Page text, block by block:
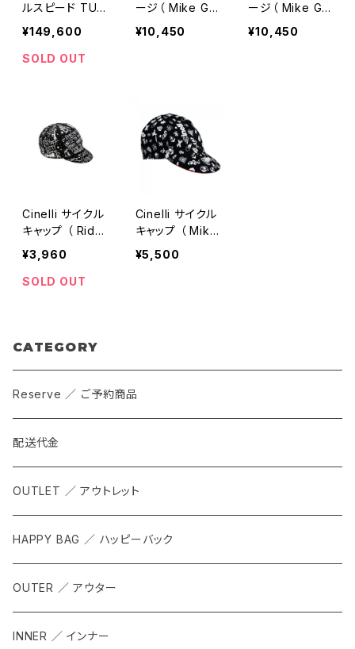
ルスピード TUT
TO PLUS
¥149,600
SOLD OUT
ージ（ Mike Gia
nt ）
¥10,450
ージ（ Mike Gia
nt / BLACK &
GOLD ）
¥10,450
Cinelli サイクル
キャップ （ Ride
r Collection C
ap / Chas Chri
stiansen ）
¥3,960
SOLD OUT
Cinelli サイクル
キャップ （ Mike
Giant Icons Ca
p ）
¥5,500
CATEGORY
Reserve ／ ご予約商品
配送代金
OUTLET ／ アウトレット
HAPPY BAG ／ ハッピーバック
OUTER ／ アウター
INNER ／ インナー